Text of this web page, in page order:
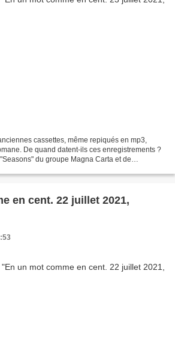
cassettes, même repiqués en mp3,
De quand datent-ils ces enregistrements ?
du groupe Magna Carta et de
en cent. 22 juillet 2021,